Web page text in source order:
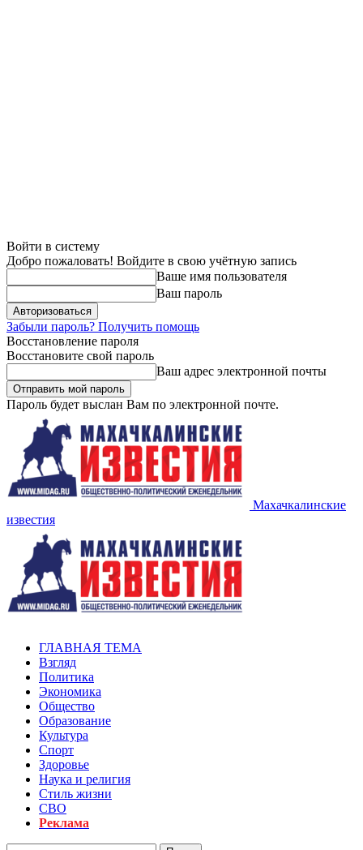
Войти в систему
Добро пожаловать! Войдите в свою учётную запись
Ваше имя пользователя
Ваш пароль
Забыли пароль? Получить помощь
Восстановление пароля
Восстановите свой пароль
Ваш адрес электронной почты
Пароль будет выслан Вам по электронной почте.
Махачкалинские
известия
ГЛАВНАЯ ТЕМА
Взгляд
Политика
Экономика
Общество
Образование
Культура
Спорт
Здоровье
Наука и религия
Стиль жизни
СВО
Реклама